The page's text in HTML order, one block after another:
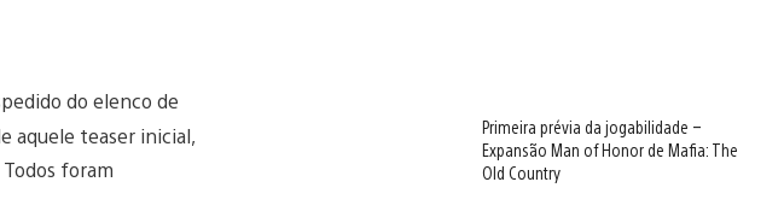
do elenco de
aquele teaser inicial,
foram
Primeira prévia da jogabilidade –
Expansão Man of Honor de Mafia: The
Old Country